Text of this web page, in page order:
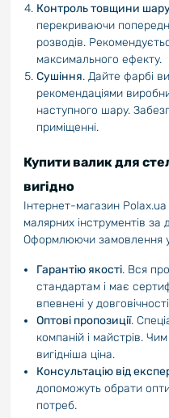
Контроль товщини
перекриваючи
розводів.
максимального ефекту.
Сушіння. Дайте фарбі
рекомендаціями
наступного шару.
приміщенні.
Купити валик для
вигідно
Інтернет-магазин
малярних інструментів за
Оформлюючи замовлення
Гарантію якості. Вся
стандартам і має
впевнені у
Оптові пропозиції.
компаній і майстрів.
вигідніша ціна.
Консультацію від
допоможуть обрати
потреб.